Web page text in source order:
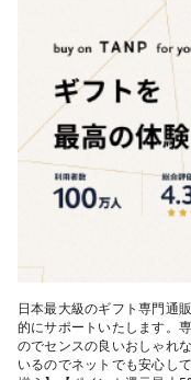
04 FLOWERiUM®︎
05 2人のための体験カ
日本最大級のギフト専門通
的にサポートいたします。
のでセンスの良いおしゃれ
いるのでネットでも安心し